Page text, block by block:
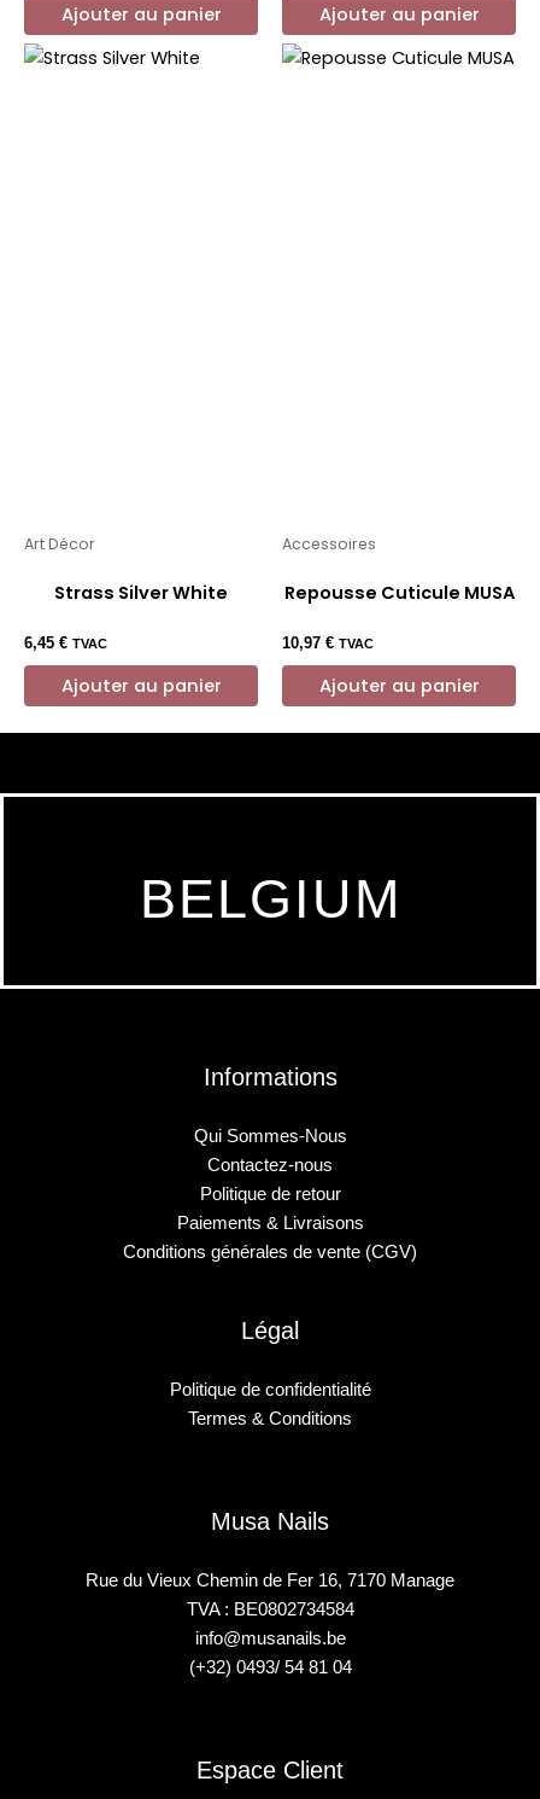
Ajouter au panier Ajouter au panier
Art Décor
Strass Silver White
6,45 € TVAC
Ajouter au panier
Accessoires
Repousse Cuticule MUSA
10,97 € TVAC
Ajouter au panier
BELGIUM
Informations
Qui Sommes-Nous
Contactez-nous
Politique de retour
Paiements & Livraisons
Conditions générales de vente (CGV)
Légal
Politique de confidentialité
Termes & Conditions
Musa Nails
Rue du Vieux Chemin de Fer 16, 7170 Manage
TVA : BE0802734584
info@musanails.be
(+32) 0493/ 54 81 04
Espace Client